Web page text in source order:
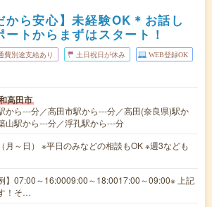
から安心】未経験OK＊お話し
トからまずはスタート！
費別途支給あり 土日祝日が休み WEB登録OK
高田市
から---分／高田市駅から---分／高田(奈良県)駅か
山駅から---分／浮孔駅から---分
月～日） ※平日のみなどの相談もOK ※週3なども
】07:00～16:0009:00～18:0017:00～09:00※ 上記
！そ…